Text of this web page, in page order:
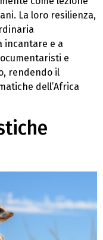
La loro resilienza,
incantare e a
e
rendendo il
dell’Africa